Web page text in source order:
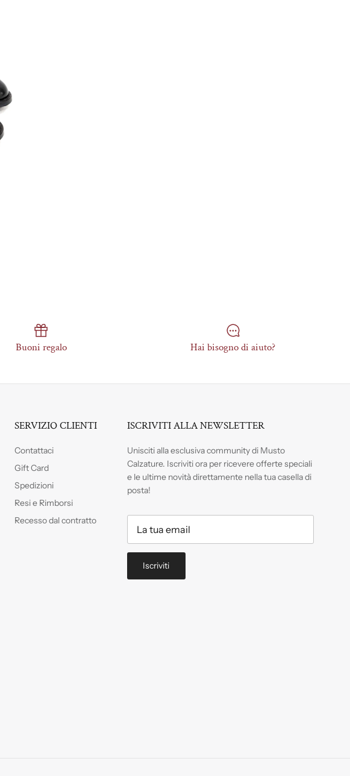
Buoni regalo Hai bisogno di aiuto?
SERVIZIO CLIENTI
Contattaci
Gift Card
Spedizioni
Resi e Rimborsi
Recesso dal contratto
ISCRIVITI ALLA NEWSLETTER
Unisciti alla esclusiva community di Musto
Calzature. Iscrivitiora per ricevere offerte speciali
e le ultime novità direttamente nella tua casella di
posta!
Iscriviti